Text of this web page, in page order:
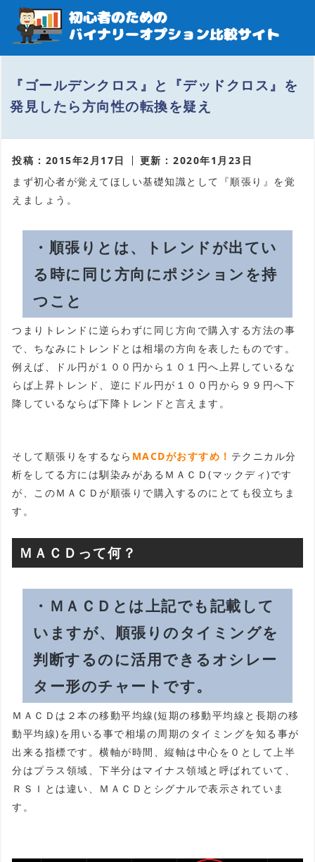
『ゴールデンクロス』と『デッドクロス』を
発見したら方向性の転換を疑え
投稿 : 2015年2月17日
更新 : 2020年1月23日
まず初心者が覚えてほしい基礎知識として『順張り』を覚
えましょう。
・順張りとは、トレンドが出てい
る時に同じ方向にポジションを持
つこと
つまりトレンドに逆らわずに同じ方向で購入する方法の事
で、ちなみにトレンドとは相場の方向を表したものです。
例えば、ドル円が１００円から１０１円へ上昇しているな
らば上昇トレンド、逆にドル円が１００円から９９円へ下
降しているならば下降トレンドと言えます。
そして順張りをするなら MACDがおすすめ！ テクニカル分
析をしてる方には馴染みがあるＭＡＣＤ(マックディ)です
が、このＭＡＣＤが順張りで購入するのにとても役立ちま
す。
ＭＡＣＤって何？
・ＭＡＣＤとは上記でも記載して
いますが、順張りのタイミングを
判断するのに活用できるオシレー
ター形のチャートです。
ＭＡＣＤは２本の移動平均線(短期の移動平均線と長期の移
動平均線)を用いる事で相場の周期のタイミングを知る事が
出来る指標です。横軸が時間、縦軸は中心を０として上半
分はプラス領域、下半分はマイナス領域と呼ばれていて、
ＲＳＩとは違い、ＭＡＣＤとシグナルで表示されていま
す。